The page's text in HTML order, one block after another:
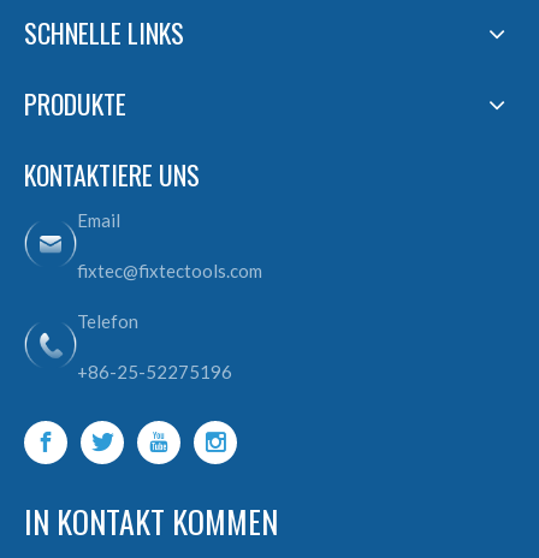
SCHNELLE LINKS
PRODUKTE
KONTAKTIERE UNS
Email
fixtec@fixtectools.com
Telefon
+86-25-52275196
IN KONTAKT KOMMEN